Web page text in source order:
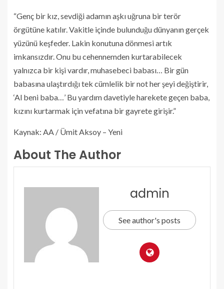
“Genç bir kız, sevdiği adamın aşkı uğruna bir terör
örgütüne katılır. Vakitle içinde bulunduğu dünyanın gerçek
yüzünü keşfeder. Lakin konutuna dönmesi artık
imkansızdır. Onu bu cehennemden kurtarabilecek
yalnızca bir kişi vardır, muhasebeci babası… Bir gün
babasına ulaştırdığı tek cümlelik bir not her şeyi değiştirir,
‘Al beni baba…’ Bu yardım davetiyle harekete geçen baba,
kızını kurtarmak için vefatına bir gayrete girişir.”
Kaynak: AA / Ümit Aksoy – Yeni
About The Author
admin
See author's posts